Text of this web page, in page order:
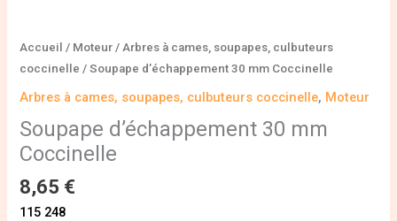
Accueil / Moteur / Arbres à cames, soupapes, culbuteurs
coccinelle / Soupape d’échappement 30 mm Coccinelle
Arbres à cames, soupapes, culbuteurs coccinelle, Moteur
Soupape d’échappement 30 mm
Coccinelle
8,65 €
115 248